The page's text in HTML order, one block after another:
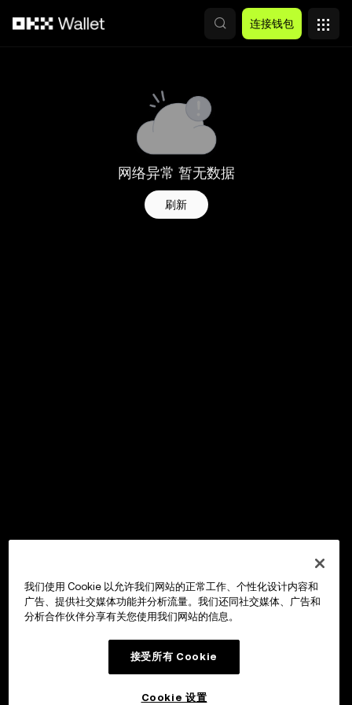
连接钱包
网络异常 暂无数据
刷新
我们使用 Cookie 以允许我们网站的正常工作、个性化设计内容和
广告、提供社交媒体功能并分析流量。我们还同社交媒体、广告和
分析合作伙伴分享有关您使用我们网站的信息。
接受所有 Cookie
Cookie 设置